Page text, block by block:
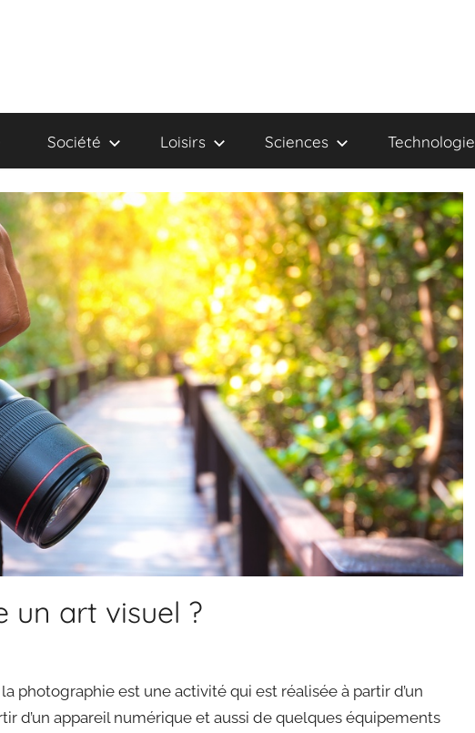
Société Loisirs Sciences Technologie
un art visuel ?
photographie est une activité qui est réalisée à partir d’un
d’un appareil numérique et aussi de quelques équipements